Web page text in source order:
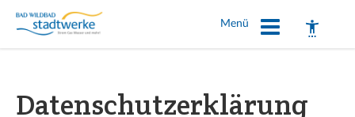
Menü
Sie sind hier: Home
Datenschutzerklärung